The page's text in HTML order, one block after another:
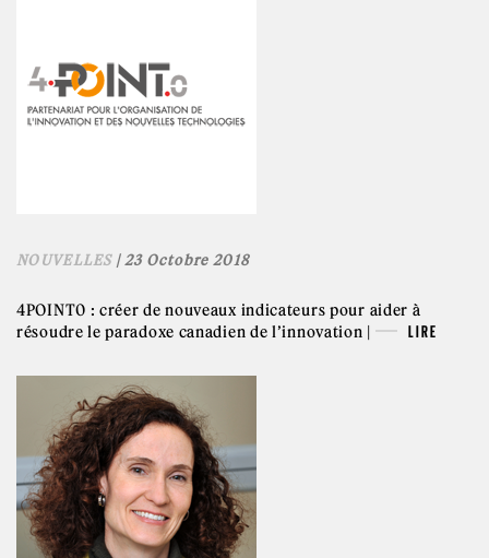
NOUVELLES| 23 Octobre 2018
4POINT0 : créer de nouveaux indicateurs pour aider à
résoudre le paradoxe canadien de l’innovation |
LIRE